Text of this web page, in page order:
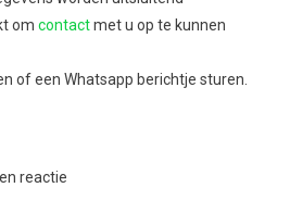
om contactmet u op te kunnen
of een Whatsapp berichtje sturen.
reactie